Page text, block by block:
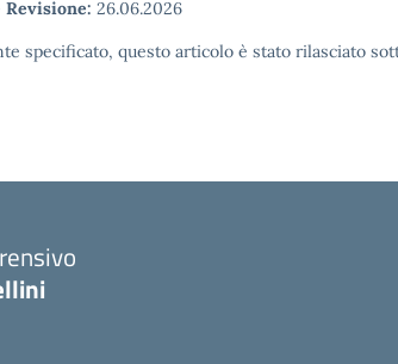
Revisione: 26.06.2026
specificato, questo articolo è stato rilasciato